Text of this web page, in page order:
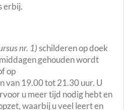
erbij.
nr. 1)schilderen op doek
gehouden wordt
op
van 19.00 tot 21.30 uur. U
u meer tijd nodig hebt en
waarbij u veel leert en